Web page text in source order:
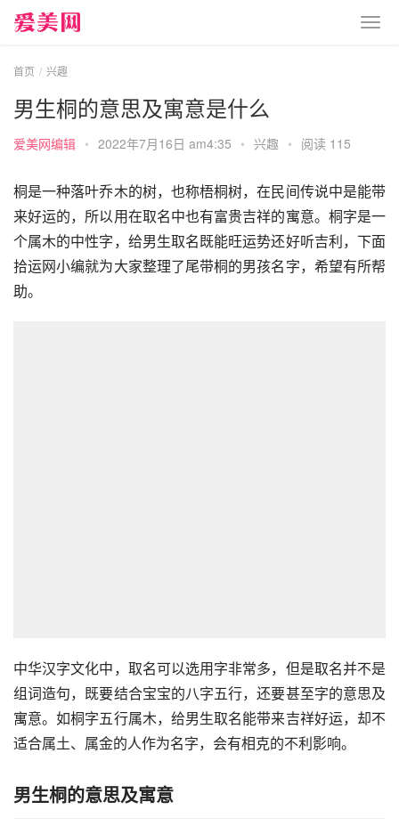
首页 兴趣
男生桐的意思及寓意是什么
爱美网编辑 • 2022年7月16日 am4:35 • 兴趣 • 阅读 115
桐是一种落叶乔木的树，也称梧桐树，在民间传说中是能带
来好运的，所以用在取名中也有富贵吉祥的寓意。桐字是一
个属木的中性字，给男生取名既能旺运势还好听吉利，下面
拾运网小编就为大家整理了尾带桐的男孩名字，希望有所帮
助。
中华汉字文化中，取名可以选用字非常多，但是取名并不是
组词造句，既要结合宝宝的八字五行，还要甚至字的意思及
寓意。如桐字五行属木，给男生取名能带来吉祥好运，却不
适合属土、属金的人作为名字，会有相克的不利影响。
男生桐的意思及寓意